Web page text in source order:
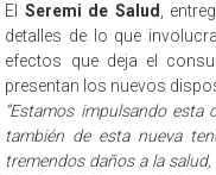
El Seremi de Salud,
detalles de lo que
efectos que deja el
presentan los nuevos
“Estamos impulsando esta
también de esta nueva
tremendos daños a la